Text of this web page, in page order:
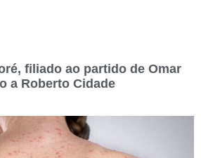
filiado ao partido de Omar
a Roberto Cidade